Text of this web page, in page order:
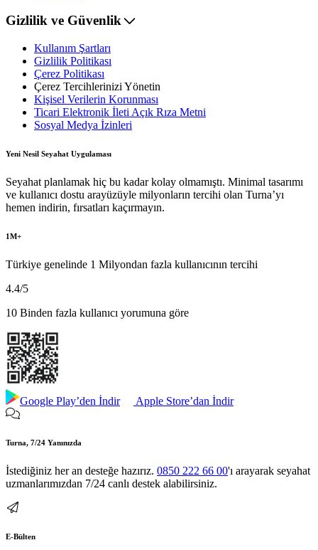
Gizlilik ve Güvenlik
Kullanım Şartları
Gizlilik Politikası
Çerez Politikası
Çerez Tercihlerinizi Yönetin
Kişisel Verilerin Korunması
Ticari Elektronik İleti Açık Rıza Metni
Sosyal Medya İzinleri
Yeni Nesil Seyahat Uygulaması
Seyahat planlamak hiç bu kadar kolay olmamıştı. Minimal tasarımı
ve kullanıcı dostu arayüzüyle milyonların tercihi olan Turna’yı
hemen indirin, fırsatları kaçırmayın.
1M+
Türkiye genelinde 1 Milyondan fazla kullanıcının tercihi
4.4/5
10 Binden fazla kullanıcı yorumuna göre
Google Play’den İndir Apple Store’dan İndir
Turna, 7/24 Yanınızda
İstediğiniz her an desteğe hazırız. 0850 222 66 00'ı arayarak seyahat
uzmanlarımızdan 7/24 canlı destek alabilirsiniz.
E-Bülten